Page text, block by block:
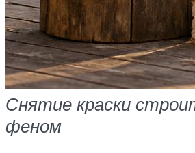
Снятие краски
феном